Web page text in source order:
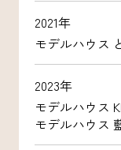
2021年
モデルハウス
2023年
モデルハウス
モデルハウス